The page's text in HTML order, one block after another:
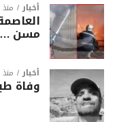
أخبار
مسن …
أخبار
وفاة